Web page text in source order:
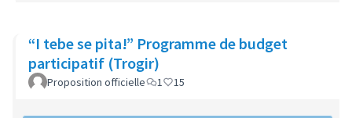
“I tebe se pita!” Programme de budget
participatif (Trogir)
Proposition officielle 1 15